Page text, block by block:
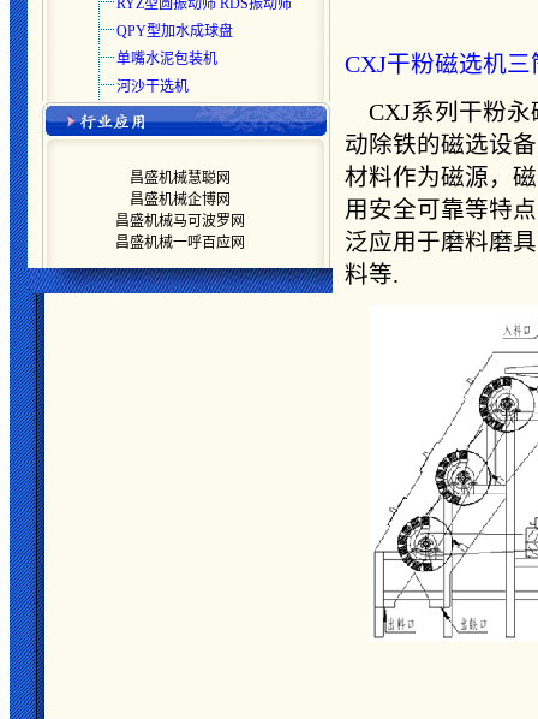
RYZ型圆振动筛 RDS振动筛
QPY型加水成球盘
单嘴水泥包装机
河沙干选机
昌盛机械慧聪网
昌盛机械企博网
昌盛机械马可波罗网
昌盛机械一呼百应网
CXJ干粉磁选机三
CXJ系列干粉
动除铁的磁选设
材料作为磁源，
用安全可靠等特
泛应用于磨料磨
料等.